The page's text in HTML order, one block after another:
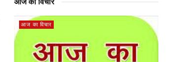
आज का विचार